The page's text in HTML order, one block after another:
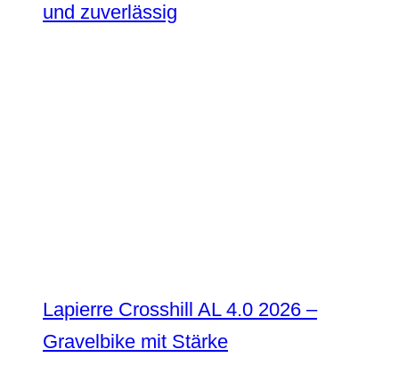
und zuverlässig
Lapierre Crosshill AL 4.0 2026 –
Gravelbike mit Stärke